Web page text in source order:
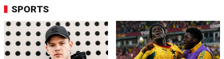
SPORTS